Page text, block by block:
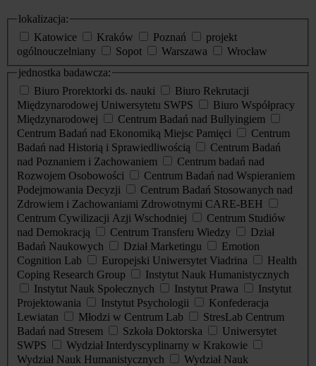
lokalizacja:
Katowice
Kraków Poznań
projekt
ogólnouczelniany
Sopot Warszawa
Wrocław
jednostka badawcza:
Biuro Prorektorki ds. nauki
Biuro Rekrutacji
Międzynarodowej Uniwersytetu SWPS
Biuro Współpracy
Międzynarodowej
Centrum Badań nad Bullyingiem
Centrum Badań nad Ekonomiką Miejsc Pamięci
Centrum
Badań nad Historią i Sprawiedliwością
Centrum Badań
nad Poznaniem i Zachowaniem
Centrum badań nad
Rozwojem Osobowości
Centrum Badań nad Wspieraniem
Podejmowania Decyzji
Centrum Badań Stosowanych nad
Zdrowiem i Zachowaniami Zdrowotnymi CARE-BEH
Centrum Cywilizacji Azji Wschodniej
Centrum Studiów
nad Demokracją
Centrum Transferu Wiedzy
Dział
Badań Naukowych
Dział Marketingu
Emotion
Cognition Lab
Europejski Uniwersytet Viadrina
Health
Coping Research Group
Instytut Nauk Humanistycznych
Instytut Nauk Społecznych
Instytut Prawa
Instytut
Projektowania
Instytut Psychologii
Konfederacja
Lewiatan
Młodzi w Centrum Lab
StresLab Centrum
Badań nad Stresem
Szkoła Doktorska
Uniwersytet
SWPS
Wydział Interdyscyplinarny w Krakowie
Wydział Nauk Humanistycznych
Wydział Nauk